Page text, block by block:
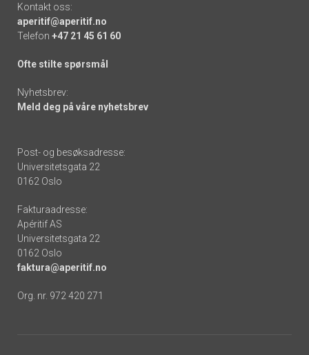
Kontakt oss:
aperitif@aperitif.no
Telefon +47 21 45 61 60
Ofte stilte spørsmål
Nyhetsbrev:
Meld deg på våre nyhetsbrev
Post- og besøksadresse:
Universitetsgata 22
0162 Oslo
Fakturaadresse:
Apéritif AS
Universitetsgata 22
0162 Oslo
faktura@aperitif.no
Org. nr. 972 420 271